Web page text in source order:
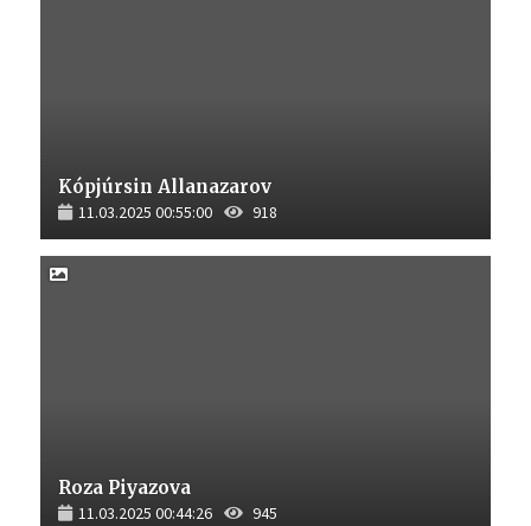
Kópjúrsin Allanazarov
11.03.2025 00:55:00 918
Roza Piyazova
11.03.2025 00:44:26 945